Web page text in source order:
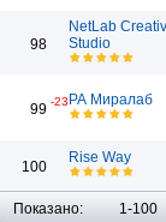
98
NetLab
Studio
99 -23 РА Миралаб
100
Rise Way
Показано: 1-100